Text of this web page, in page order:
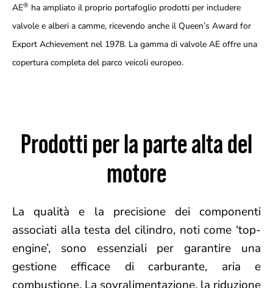
AE® ha ampliato il proprio portafoglio prodotti per includere
valvole e alberi a camme, ricevendo anche il Queen’s Award for
Export Achievement nel 1978. La gamma di valvole AE offre una
copertura completa del parco veicoli europeo.
Prodotti per la parte alta del
motore
La qualità e la precisione dei componenti
associati alla testa del cilindro, noti come ‘top-
engine’, sono essenziali per garantire una
gestione efficace di carburante, aria e